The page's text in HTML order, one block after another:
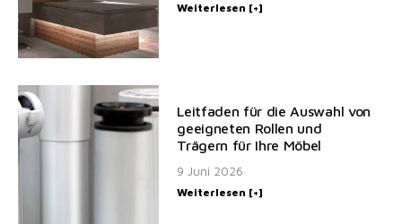
Weiterlesen [+]
Leitfaden für die Auswahl von
geeigneten Rollen und
Trägern für Ihre Möbel
9 Juni 2026
Weiterlesen [+]